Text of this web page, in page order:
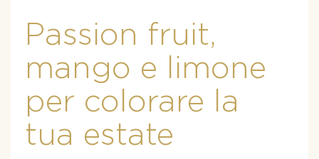
Passion fruit,
mango e limone
per colorare la
tua estate